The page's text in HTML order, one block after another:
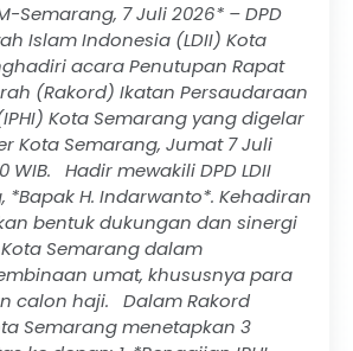
Semarang, 7 Juli 2026* – DPD
Islam Indonesia (LDII) Kota
acara Penutupan Rapat
(Rakord) Ikatan Persaudaraan
Kota Semarang yang digelar
Kota Semarang, Jumat 7 Juli
WIB. Hadir mewakili DPD LDII
*Bapak H. Indarwanto*. Kehadiran
bentuk dukungan dan sinergi
Semarang dalam
umat, khususnya para
calon haji. Dalam Rakord
Semarang menetapkan 3